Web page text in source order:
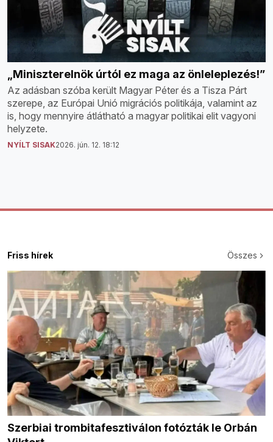
„Miniszterelnök úrtól ez maga az önleleplezés!”
Az adásban szóba került Magyar Péter és a Tisza Párt
szerepe, az Európai Unió migrációs politikája, valamint az
is, hogy mennyire átlátható a magyar politikai elit vagyoni
helyzete.
NYÍLT SISAK2026. jún. 12. 18:12
Friss hírek Összes
Szerbiai trombitafesztiválon fotózták le Orbán